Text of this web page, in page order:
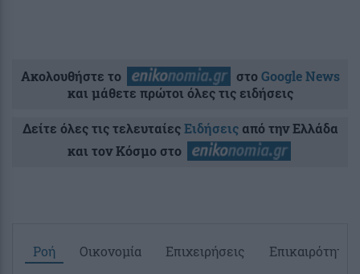
Ακολουθήστε το στοGoogle News
και μάθετε πρώτοι όλες τις ειδήσεις
Δείτε όλες τις τελευταίεςΕιδήσειςαπό την Ελλάδα
και τον Κόσμο στο
Ροή Οικονομία Επιχειρήσεις Επικαιρότητα